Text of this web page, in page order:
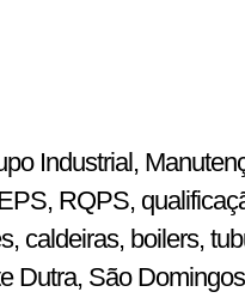
Industrial,
RQPS,
caldeiras, boilers,
Dutra, São